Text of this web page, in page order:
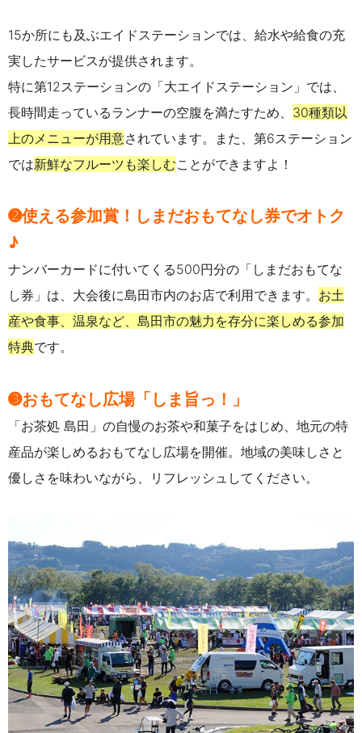
15か所にも及ぶエイドステーションでは、給水や給食の充
実したサービスが提供されます。
特に第12ステーションの「大エイドステーション」では、
長時間走っているランナーの空腹を満たすため、 30種類以
上のメニューが用意されています。また、第6ステーション
では新鮮なフルーツも楽しむことができますよ！
➋使える参加賞！しまだおもてなし券でオトク
♪
ナンバーカードに付いてくる500円分の「しまだおもてな
し券」は、大会後に島田市内のお店で利用できます。 お土
産や食事、温泉など、島田市の魅力を存分に楽しめる参加
特典です。
➌おもてなし広場「しま旨っ！」
「お茶処 島田」の自慢のお茶や和菓子をはじめ、地元の特
産品が楽しめるおもてなし広場を開催。 地域の美味しさと
優しさを味わいながら、リフレッシュしてください。